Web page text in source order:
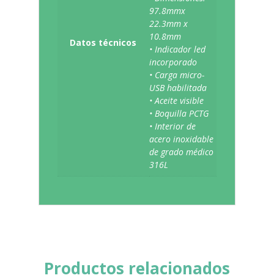
Datos técnicos
97.8mmx
22.3mm x
10.8mm
• Indicador led
incorporado
• Carga micro-
USB habilitada
• Aceite visible
• Boquilla PCTG
• Interior de
acero inoxidable
de grado médico
316L
Productos relacionados